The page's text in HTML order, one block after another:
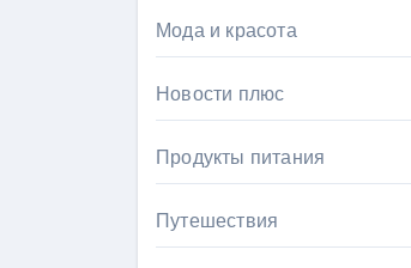
Мода и красота
Новости плюс
Продукты питания
Путешествия